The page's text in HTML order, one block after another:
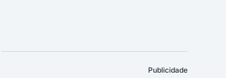
Publicidade